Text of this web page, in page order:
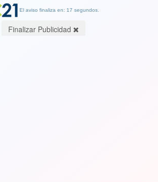
El aviso finaliza en: 17 segundos.
Finalizar Publicidad